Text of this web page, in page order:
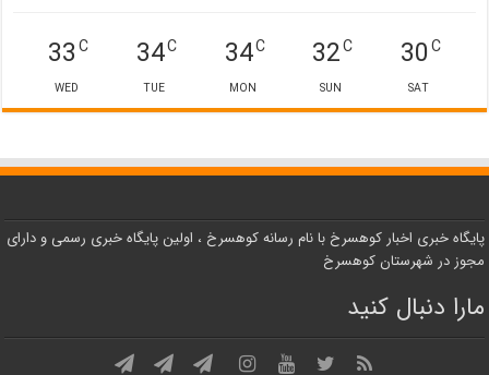
30C
SAT
32C
SUN
34C
MON
34C
TUE
33C
WED
پایگاه خبری اخبار کوهسرخ با نام رسانه کوهسرخ ، اولین پایگاه خبری رسمی و دارای
مجوز در شهرستان کوهسرخ
مارا دنبال کنید